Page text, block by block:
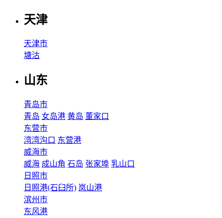
天津
天津市
塘沽
山东
青岛市
青岛 女岛港 黄岛 董家口
东营市
湾湾沟口 东营港
威海市
威海 成山角 石岛 张家埠 乳山口
日照市
日照港(石臼所) 岚山港
滨州市
东风港